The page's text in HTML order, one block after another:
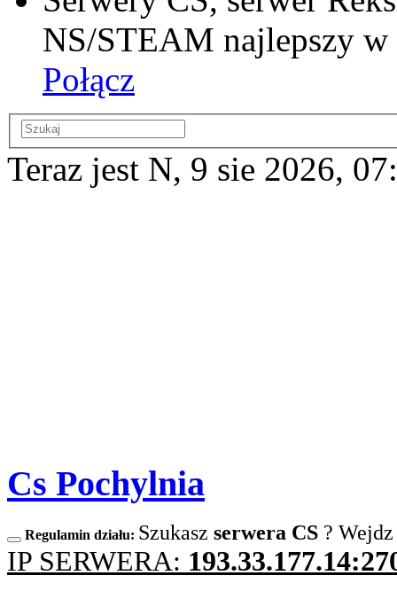
NS/STEAM najlepszy
Połącz
Teraz jest N, 9 sie 2026,
Cs Pochylnia
Regulamin działu: Szukasz serwera CS ?
IP SERWERA: